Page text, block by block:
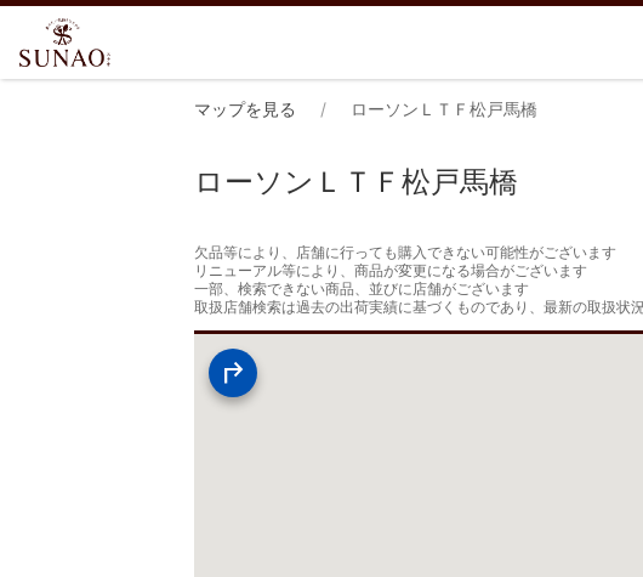
マップを見る ローソンＬＴＦ松戸馬橋
ローソンＬＴＦ松戸馬橋
欠品等により、店舗に行っても購入できない可能性がございます
リニューアル等により、商品が変更になる場合がございます
一部、検索できない商品、並びに店舗がございます
取扱店舗検索は過去の出荷実績に基づくものであり、最新の取扱状